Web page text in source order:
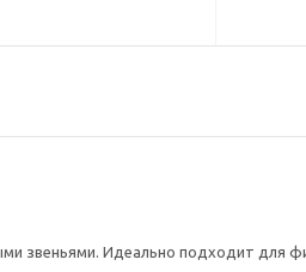
звеньями. Идеально подходит для